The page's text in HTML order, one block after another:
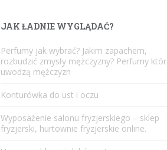
JAK ŁADNIE WYGLĄDAĆ?
Perfumy jak wybrać? Jakim zapachem,
rozbudzić zmysły mężczyzny? Perfumy
uwodzą mężczyzn
Konturówka do ust i oczu
Wyposażenie salonu fryzjerskiego – sklep
fryzjerski, hurtownie fryzjerskie online.